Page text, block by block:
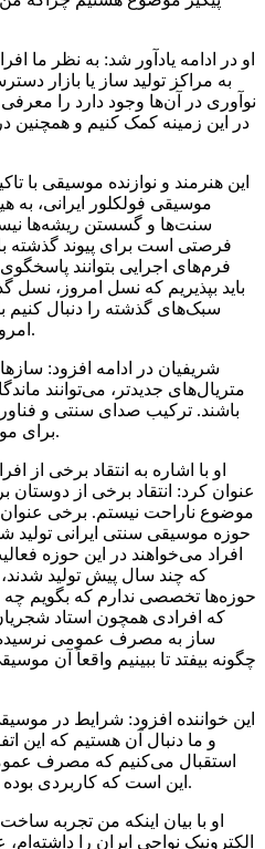
او در ادامه یادآور شد: به نظر ما
به مراکز تولید ساز یا بازار
نوآوری در آن‌ها وجود دارد را
در این زمینه کمک کنیم و همچنین
این هنرمند و نوازنده موسیقی با
موسیقی فولکلور ایرانی، به
سنت‌ها و گسستن ریشه‌ها
فرصتی است برای پیوند گذشته
فرم‌های اجرایی بتوانند
باید بپذیریم که نسل امروز،
سبک‌های گذشته را دنبال کنیم
امروزی، این موضوع را تعریف کنیم.
شریفیان در ادامه افزود:
متریال‌های جدیدتر، می‌توانند
باشند. ترکیب صدای سنتی و
برای موسیقی نوین ایران فراهم می‌کند.
او با اشاره به انتقاد برخی از
عنوان کرد: انتقاد برخی از
موضوع ناراحت نیستم. برخی عنوان
حوزه موسیقی سنتی ایرانی تولید
افراد می‌خواهند در این حوزه
که چند سال پیش تولید
حوزه‌ها تخصصی ندارم که بگویم چه
که افرادی همچون استاد
ساز به مصرف عمومی
چگونه بیفتد تا ببینیم واقعاً آن
این خواننده افزود: شرایط در
و ما دنبال آن هستیم که این
استقبال می‌کنیم که مصرف
این است که کاربردی بوده و نیاز آن منطقه را برطرف کند.
او با بیان اینکه من تجربه
الکترونیک نواحی ایران را